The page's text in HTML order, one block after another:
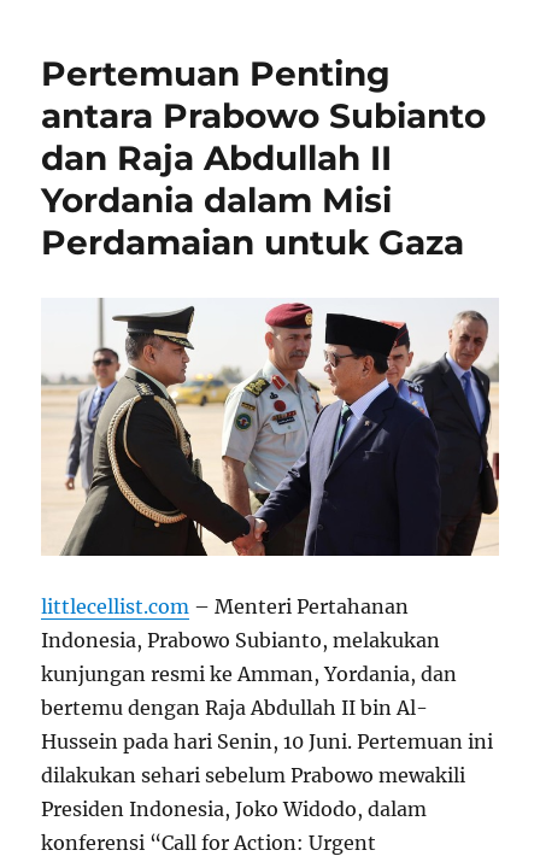
Pertemuan Penting
antara Prabowo Subianto
dan Raja Abdullah II
Yordania dalam Misi
Perdamaian untuk Gaza
littlecellist.com – Menteri Pertahanan
Indonesia, Prabowo Subianto, melakukan
kunjungan resmi ke Amman, Yordania, dan
bertemu dengan Raja Abdullah II bin Al-
Hussein pada hari Senin, 10 Juni. Pertemuan ini
dilakukan sehari sebelum Prabowo mewakili
Presiden Indonesia, Joko Widodo, dalam
konferensi “Call for Action: Urgent